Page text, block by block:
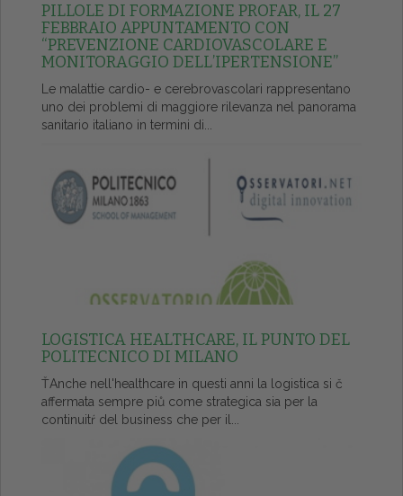
PILLOLE DI FORMAZIONE PROFAR, IL 27
FEBBRAIO APPUNTAMENTO CON
“PREVENZIONE CARDIOVASCOLARE E
MONITORAGGIO DELL’IPERTENSIONE”
Le malattie cardio- e cerebrovascolari rappresentano
uno dei problemi di maggiore rilevanza nel panorama
sanitario italiano in termini di...
LOGISTICA HEALTHCARE, IL PUNTO DEL
POLITECNICO DI MILANO
ŤAnche nell'healthcare in questi anni la logistica si č
affermata sempre piů come strategica sia per la
continuitŕ del business che per il...